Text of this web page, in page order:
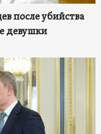
после убийства
девушки